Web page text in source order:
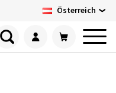
Österreich